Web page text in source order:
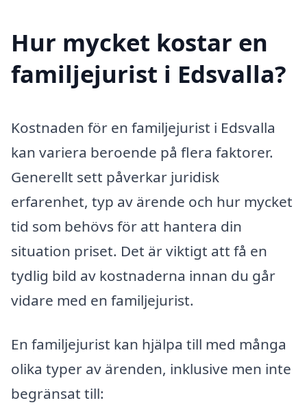
Hur mycket kostar en
familjejurist i Edsvalla?
Kostnaden för en familjejurist i Edsvalla
kan variera beroende på flera faktorer.
Generellt sett påverkar juridisk
erfarenhet, typ av ärende och hur mycket
tid som behövs för att hantera din
situation priset. Det är viktigt att få en
tydlig bild av kostnaderna innan du går
vidare med en familjejurist.
En familjejurist kan hjälpa till med många
olika typer av ärenden, inklusive men inte
begränsat till: